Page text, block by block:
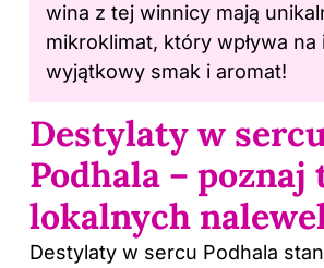
wina z tej winnicy mają
mikroklimat, który wpływa na
wyjątkowy smak i aromat!
Destylaty w
Podhala –
lokalnych
Destylaty w sercu Podhala